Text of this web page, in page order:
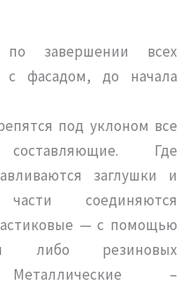
завершении всех
с фасадом, до начала
под уклоном все
составляющие. Где
заглушки и
соединяются
— с помощью
либо резиновых
Металлические –